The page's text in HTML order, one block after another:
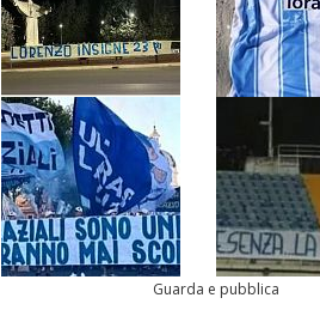
Guarda e pubblica